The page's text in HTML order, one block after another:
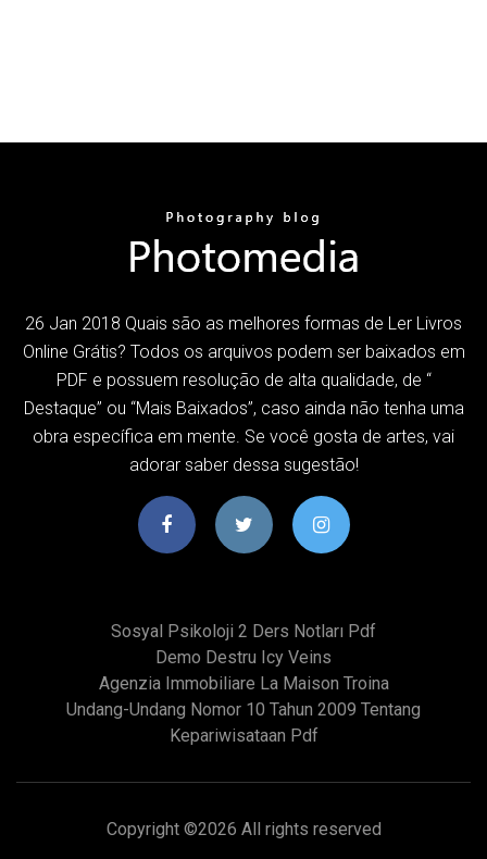
26 Jan 2018 Quais são as melhores formas de Ler Livros
Online Grátis? Todos os arquivos podem ser baixados em
PDF e possuem resolução de alta qualidade, de “
Destaque” ou “Mais Baixados”, caso ainda não tenha uma
obra específica em mente. Se você gosta de artes, vai
adorar saber dessa sugestão!
Sosyal Psikoloji 2 Ders Notları Pdf
Demo Destru Icy Veins
Agenzia Immobiliare La Maison Troina
Undang-Undang Nomor 10 Tahun 2009 Tentang
Kepariwisataan Pdf
Copyright ©2026 All rights reserved